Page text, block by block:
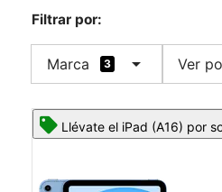
Filtrar por:
Marca 3 arrow_drop_down Ver
Llévate el iPad (A16) por